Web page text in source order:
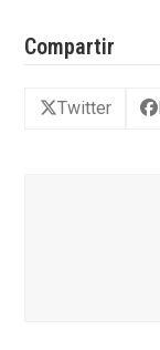
Compartir
Twitter